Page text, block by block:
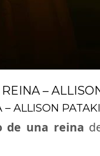
–
ALLISON PATAKI
de una reina